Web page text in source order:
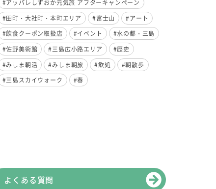
#アッパレしずおか元気旅 アフターキャンペーン
#田町・大社町・本町エリア
#富士山
#アート
#飲食クーポン取扱店
#イベント
#水の都・三島
#佐野美術館
#三島広小路エリア
#歴史
#みしま朝活
#みしま朝旅 #飲処
#朝散歩
#三島スカイウォーク
#春
よくある質問